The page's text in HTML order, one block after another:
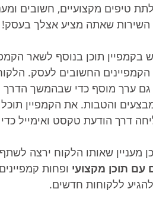
מקצועיים, חשובים
השירות שאתה מציע אצלך בעסק!
בקמפיין תוכן בנוסף לשאר
הקמפיינים החשובים לעסק.
ערך מוסף כדי שבהמשך הדרך
והטבות. את הקמפיין
דרך הודעת טקסט ואימייל
מעניין שאותו הלקוח ירצה
עם תוכן מקצועי ופחות
ללקוחות חדשים.